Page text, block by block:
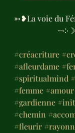
➳❥La voie du
#créacriture
#afleurdame
#spiritualmind
#femme #amour
#gardienne
#chemin
#fleurir